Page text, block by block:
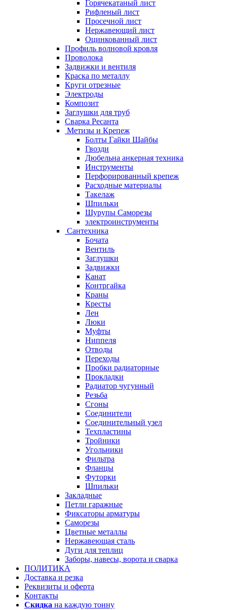
Горячекатаный лист
Рифленый лист
Просечной лист
Нержавеющий лист
Оцинкованный лист
Профиль волновой кровля
Проволока
Задвижки и вентиля
Краска по металлу
Круги отрезные
Электроды
Композит
Заглушки для труб
Сварка Ресанта
Метизы и Крепеж
Болты Гайки Шайбы
Гвозди
Дюбельна анкерная техника
Инструменты
Перфорированный крепеж
Расходные материалы
Такелаж
Шпильки
Шурупы Саморезы
электроинструменты
Сантехника
Бочата
Вентиль
Заглушки
Задвижки
Канат
Контргайка
Краны
Кресты
Лен
Люки
Муфты
Ниппеля
Отводы
Переходы
Пробки радиаторные
Прокладки
Радиатор чугунный
Резьба
Сгоны
Соединители
Соединительный узел
Техпластины
Тройники
Угольники
Фильтра
Фланцы
Футорки
Шпильки
Закладные
Петли гаражные
Фиксаторы арматуры
Саморезы
Цветные металлы
Нержавеющая сталь
Дуги для теплиц
Заборы, навесы, ворота и сварка
ПОЛИТИКА
Доставка и резка
Реквизиты и оферта
Контакты
Скидка на каждую тонну